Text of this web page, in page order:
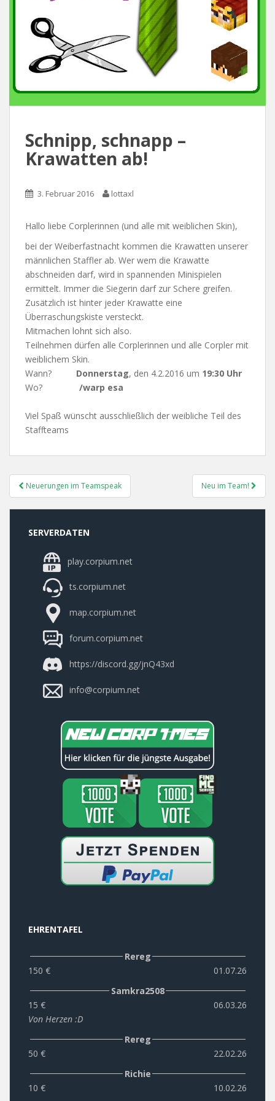
Schnipp, schnapp –
Krawatten ab!
3. Februar 2016 lottaxl
Hallo liebe Corplerinnen (und alle mit weiblichen Skin),
bei der Weiberfastnacht kommen die Krawatten unserer
männlichen Staffler ab. Wer wem die Krawatte
abschneiden darf, wird in spannenden Minispielen
ermittelt. Immer die Siegerin darf zur Schere greifen.
Zusätzlich ist hinter jeder Krawatte eine
Überraschungskiste versteckt.
Mitmachen lohnt sich also.
Teilnehmen dürfen alle Corplerinnen und alle Corpler mit
weiblichem Skin.
Wann? Donnerstag, den 4.2.2016 um 19:30 Uhr
Wo? /warp esa
Viel Spaß wünscht ausschließlich der weibliche Teil des
Staffteams
Post
Navigation
Neuerungen im Teamspeak Neu im Team!
SERVERDATEN
play.corpium.net
ts.corpium.net
map.corpium.net
forum.corpium.net
https://discord.gg/jnQ43xd
info@corpium.net
EHRENTAFEL
Rereg
150 €
01.07.26
Samkra2508
15 €
06.03.26
Von Herzen :D
Rereg
50 €
22.02.26
Richie
10 €
10.02.26